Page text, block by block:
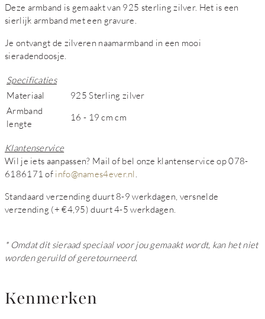
Deze armband is gemaakt van 925 sterling zilver. Het is een
sierlijk armband met een gravure.
Je ontvangt de zilveren naamarmband in een mooi
sieradendoosje.
Specificaties
Materiaal
925 Sterling zilver
Armband
lengte
16 - 19 cm cm
Klantenservice
Wil je iets aanpassen? Mail of bel onze klantenservice op 078-
6186171 of info@names4ever.nl
Standaard verzending duurt 8-9 werkdagen, versnelde
verzending (+ €4,95) duurt 4-5 werkdagen.
* Omdat dit sieraad speciaal voor jou gemaakt wordt, kan het niet
worden geruild of geretourneerd.
Kenmerken